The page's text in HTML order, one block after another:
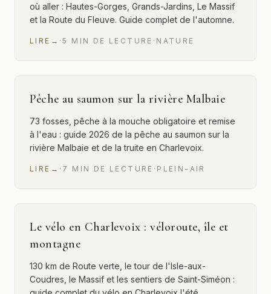
où aller : Hautes-Gorges, Grands-Jardins, Le Massif
et la Route du Fleuve. Guide complet de l'automne.
LIRE → ·5 MIN DE LECTURE · NATURE
Pêche au saumon sur la rivière Malbaie
73 fosses, pêche à la mouche obligatoire et remise
à l'eau : guide 2026 de la pêche au saumon sur la
rivière Malbaie et de la truite en Charlevoix.
LIRE → · 7 MIN DE LECTURE · PLEIN-AIR
Le vélo en Charlevoix : véloroute, île et
montagne
130 km de Route verte, le tour de l'Isle-aux-
Coudres, le Massif et les sentiers de Saint-Siméon :